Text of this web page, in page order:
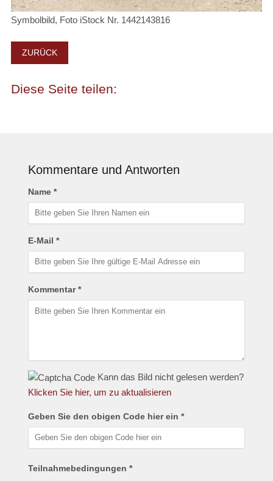
Symbolbild, Foto iStock Nr. 1442143816
ZURÜCK
Kommentare und Antworten
Name *
E-Mail *
Kommentar *
Kann das Bild nicht gelesen werden?
Klicken Sie hier, um zu aktualisieren
Geben Sie den obigen Code hier ein *
Teilnahmebedingungen *